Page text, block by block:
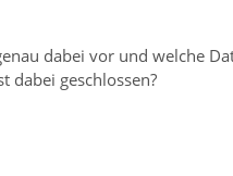
dabei vor und welche
dabei geschlossen?